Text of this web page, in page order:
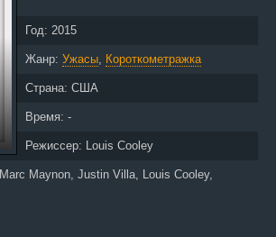
Год: 2015
Жанр: Ужасы, Короткометражка
Страна: США
Время: -
Режиссер: Louis Cooley
Marc Maynon, Justin Villa, Louis Cooley,